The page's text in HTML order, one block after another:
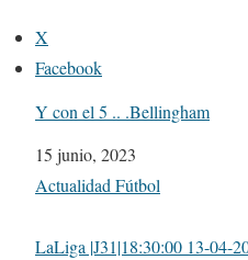
X
Facebook
Y con el 5 .. .Bellingham
Fecha
15 junio, 2023
Respecto a
Actualidad Fútbol
LaLiga |J31|18:30:00 13-04-